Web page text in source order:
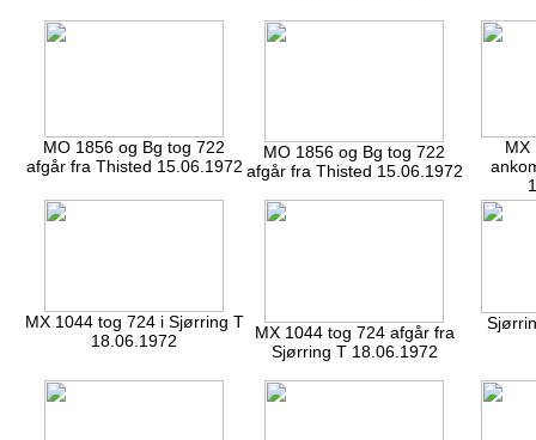
MO 1856 og Bg tog 722
afgår fra Thisted 15.06.1972
MO 1856 og Bg tog 722
afgår fra Thisted 15.06.1972
MX
MX 1044 tog 724 i Sjørring T
18.06.1972
MX 1044 tog 724 afgår fra
Sjørring T 18.06.1972